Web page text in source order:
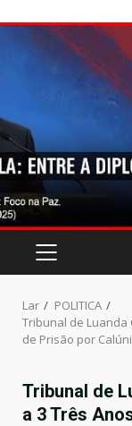
Pular
para
o
MENU
Lar
POLITICA
Tribunal de Luanda
de Prisão por
Tribunal de
a 3 Três